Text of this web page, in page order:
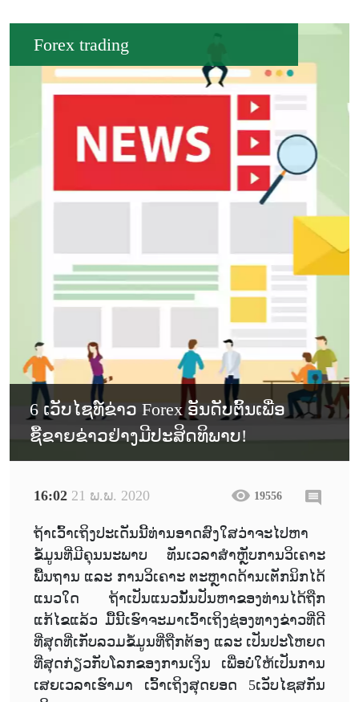
Forex trading
6 ເວັບໄຊທ໌ຂ່າວ Forex ອັນດັບຕົ້ນເພື່ອ
ຊື້ຂາຍຂ່າວຢ່າງມີປະສິດທິພາບ!
16:02 21 ພ.ພ. 2020 19556
ຖ້າເວົ້າເຖິງປະເດັນນີ້ທ່ານອາດສົງໃສວ່າຈະໄປຫາ
ຂໍ້ມູນທີ່ມີຄຸນນະພາບ ທັນເວລາສຳຫຼັບການວິເຄາະ
ພື້ນຖານ ແລະ ການວິເຄາະ ຕະຫຼາດດ້ານເຕັກນິກໄດ້
ແນວໃດ ຖ້າເປັນແນວນັ້ນປັນຫາຂອງທ່ານໄດ້ຖືກ
ແກ້ໄຂແລ້ວ ມື້ນີ້ເຮົາຈະມາເວົ້າເຖິງຊ່ອງທາງຂ່າວທີ່ດີ
ທີ່ສຸດທີ່ເກັບລວມຂໍ້ມູນທີ່ຖືກຕ້ອງ ແລະ ເປັນປະໂຫຍດ
ທີ່ສຸດກ່ຽວກັບໂລກຂອງການເງິນ ເພື່ອບໍ່ໃຫ້ເປັນການ
ເສຍເວລາເຮົາມາ ເວົ້າເຖິງສຸດຍອດ 5ເວັບໄຊສກັນ